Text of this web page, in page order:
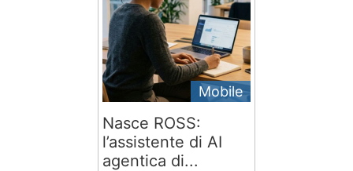
Mobile
Nasce ROSS:
l’assistente di AI
agentica di...